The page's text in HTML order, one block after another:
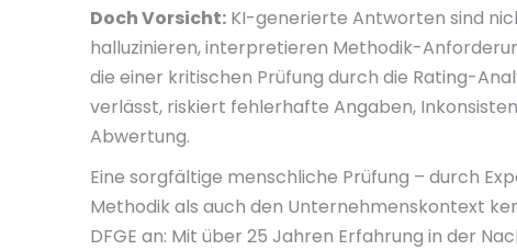
Doch Vorsicht: KI-generierte Antworten sind
halluzinieren, interpretieren Methodik-
die einer kritischen Prüfung durch die Rating-
verlässt, riskiert fehlerhafte Angaben,
Abwertung.
Eine sorgfältige menschliche Prüfung – durch
Methodik als auch den Unternehmenskontext
DFGE an: Mit über 25 Jahren Erfahrung in der